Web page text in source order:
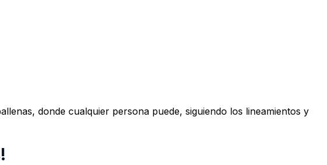
donde cualquier persona puede, siguiendo los lineamientos y